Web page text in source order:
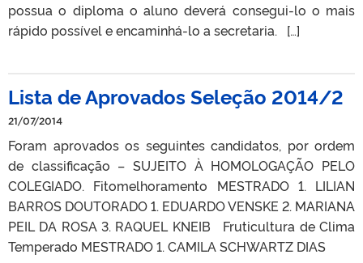
possua o diploma o aluno deverá consegui-lo o mais
rápido possível e encaminhá-lo a secretaria. […]
Lista de Aprovados Seleção 2014/2
21/07/2014
Foram aprovados os seguintes candidatos, por ordem
de classificação – SUJEITO À HOMOLOGAÇÃO PELO
COLEGIADO. Fitomelhoramento MESTRADO 1. LILIAN
BARROS DOUTORADO 1. EDUARDO VENSKE 2. MARIANA
PEIL DA ROSA 3. RAQUEL KNEIB Fruticultura de Clima
Temperado MESTRADO 1. CAMILA SCHWARTZ DIAS